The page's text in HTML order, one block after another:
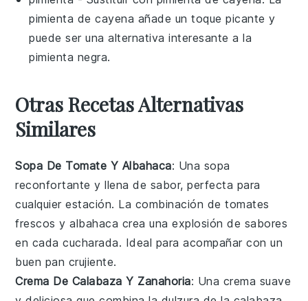
pimienta de cayena añade un toque picante y
puede ser una alternativa interesante a la
pimienta negra.
Otras Recetas Alternativas
Similares
Sopa De Tomate Y Albahaca: Una sopa
reconfortante y llena de sabor, perfecta para
cualquier estación. La combinación detomates
frescos yalbahaca crea una explosión de sabores
en cada cucharada. Ideal para acompañar con un
buen pan crujiente.
Crema De Calabaza Y Zanahoria: Una crema suave